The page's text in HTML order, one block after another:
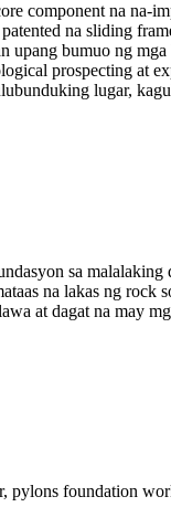
component na na-
na sliding
upang bumuo ng
prospecting at
lugar,
sa malalaking
na lakas ng rock
at dagat na may
pylons foundation